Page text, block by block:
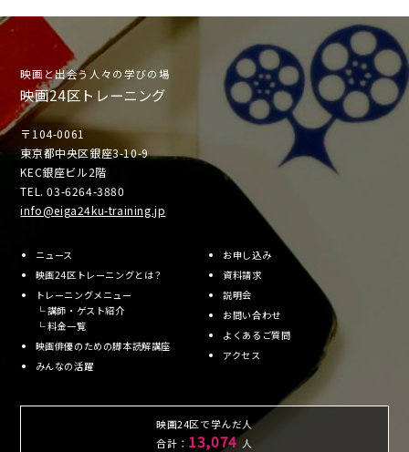
映画と出会う人々の学びの場
映画24区トレーニング
〒104-0061
東京都中央区銀座3-10-9
KEC銀座ビル2階
TEL. 03-6264-3880
info@eiga24ku-training.jp
ニュース
映画24区トレーニングとは？
トレーニングメニュー
└講師・ゲスト紹介
└料金一覧
映画俳優のための脚本読解講座
みんなの活躍
お申し込み
資料請求
説明会
お問い合わせ
よくあるご質問
アクセス
映画24区で学んだ人
合計： 13,074 人